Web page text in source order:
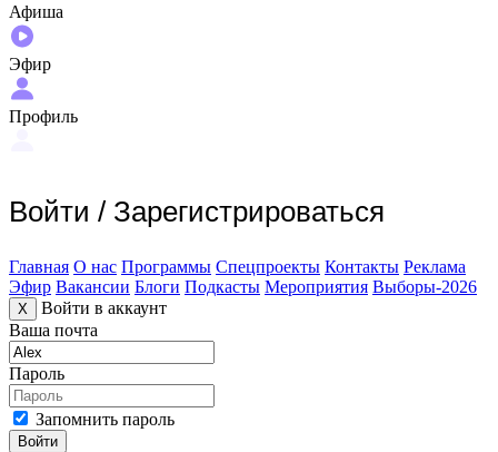
Афиша
Эфир
Профиль
Войти / Зарегистрироваться
Главная О нас Программы Спецпроекты Контакты Реклама
Эфир Вакансии Блоги Подкасты Мероприятия Выборы-2026
X
Войти в аккаунт
Ваша почта
Пароль
Запомнить пароль
Войти